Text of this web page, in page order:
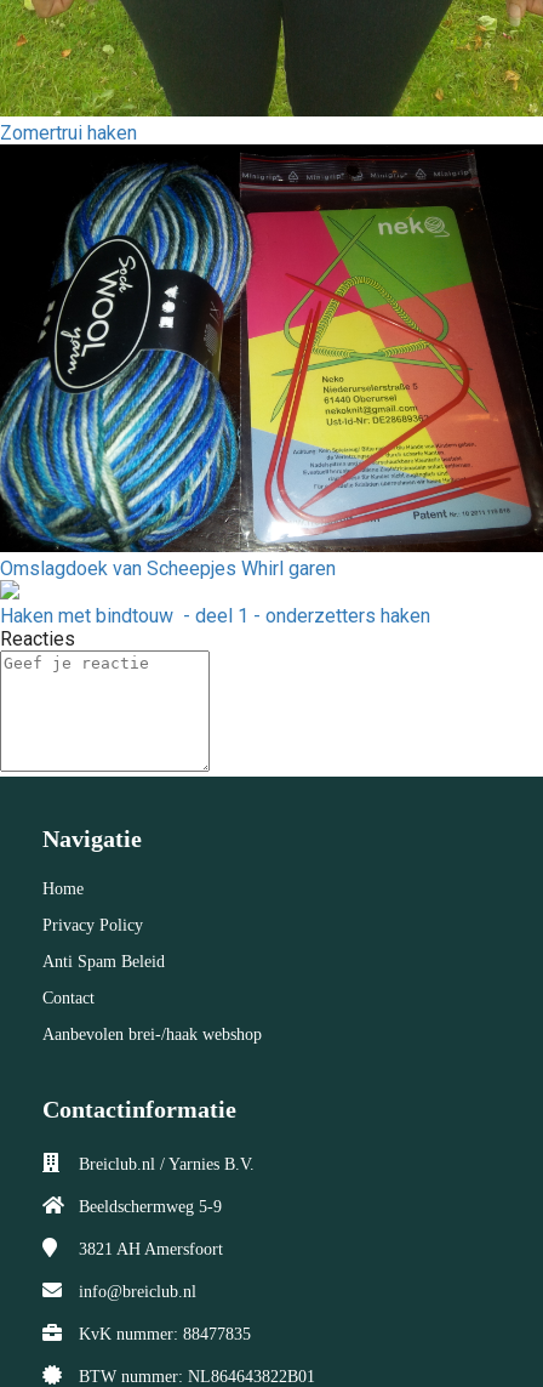
Zomertrui haken
Omslagdoek van Scheepjes Whirl garen
Haken met bindtouw - deel 1 - onderzetters haken
Reacties
Navigatie
Home
Privacy Policy
Anti Spam Beleid
Contact
Aanbevolen brei-/haak webshop
Contactinformatie
Breiclub.nl / Yarnies B.V.
Beeldschermweg 5-9
3821 AH Amersfoort
info@breiclub.nl
KvK nummer: 88477835
BTW nummer: NL864643822B01